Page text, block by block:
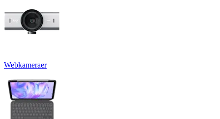
Webkameraer